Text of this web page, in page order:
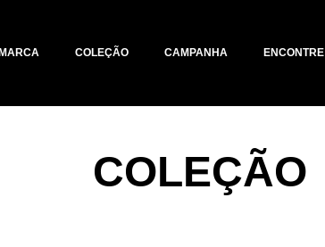
COLEÇÃO CAMPANHA ENCONTRE
COLEÇÃO